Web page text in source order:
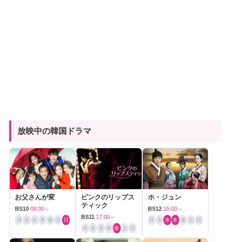
放映中の韓国ドラマ
お父さんが変
BS10 08:00～
月 火 水 木 金 土 日
ピンクのリップス
ティック
BS11 17:00～
月 火 水 木 金 土 日
ホ・ジュン
BS12 15:00～
月 火 水 木 金 土 日